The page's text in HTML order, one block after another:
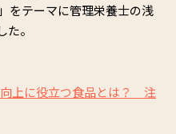
をテーマに管理栄養士の浅
。
上に役立つ食品とは？ 注